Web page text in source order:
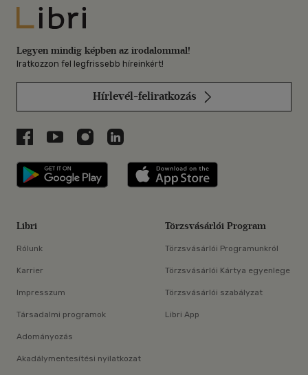
Libri
Legyen mindig képben az irodalommal!
Iratkozzon fel legfrissebb híreinkért!
Hírlevél-feliratkozás
Libri a Facebookon
Libri a Youtube-on
Libri az Instagramon
Libri a LinkedInen
Libri applikáció Szerezd meg: Google
Libri
Rólunk
Karrier
Impresszum
Társadalmi programok
Adományozás
Akadálymentesítési nyilatkozat
Törzsvásárlói Program
Törzsvásárlói Programunkról
Törzsvásárlói Kártya egyenlege
Törzsvásárlói szabályzat
Libri App